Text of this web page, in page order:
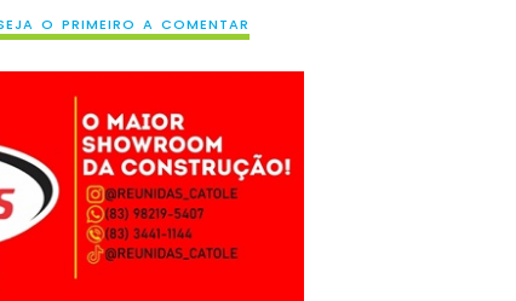
O PRIMEIRO A COMENTAR